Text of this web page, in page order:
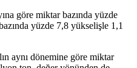
göre miktar bazında yüzde
yüzde 7,8 yükselişle 1,1
aynı dönemine göre miktar